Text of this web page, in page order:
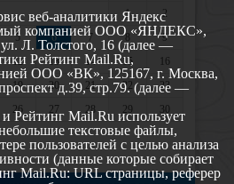
1
2
5 6 7 8
9
12 13 14 15
16
19 20 21 22
23
26 27 28 29
30
веб-аналитики Яндекс
компанией ООО «ЯНДЕКС»,
ул. Л. Толстого, 16 (далее —
Рейтинг Mail.Ru,
ООО «ВК», 125167, г. Москва,
д.39, стр.79. (далее —
Рейтинг Mail.Ru использует
текстовые файлы,
пользователей с целью анализа
(данные которые собирает
Mail.Ru: URL страницы, реферер